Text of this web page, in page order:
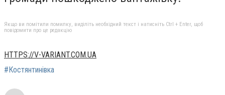
Якщо ви помітили помилку, виділіть необхідний текст і натисніть Ctrl + Enter, щоб
повідомити про це редакцію
HTTPS://V-VARIANT.COM.UA
#Костянтинівка